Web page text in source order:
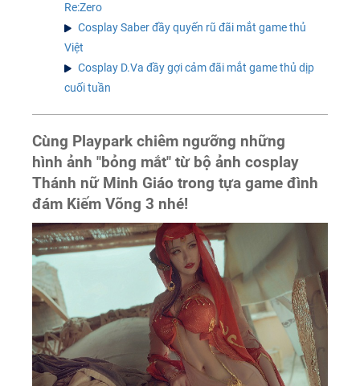
Re:Zero
Cosplay Saber đầy quyến rũ đãi mắt game thủ
Việt
Cosplay D.Va đầy gợi cảm đãi mắt game thủ dịp
cuối tuần
Cùng Playpark chiêm ngưỡng những
hình ảnh "bỏng mắt" từ bộ ảnh cosplay
Thánh nữ Minh Giáo trong tựa game đình
đám Kiếm Võng 3 nhé!